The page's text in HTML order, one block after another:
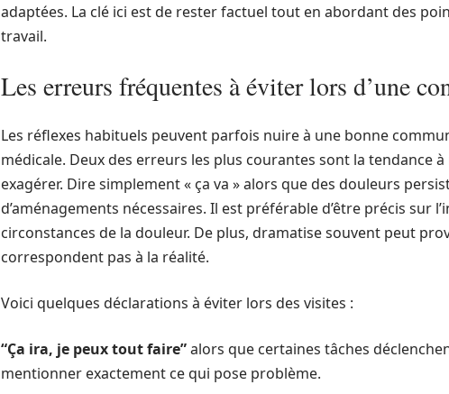
adaptées. La clé ici est de rester factuel tout en abordant des
travail.
Les erreurs fréquentes à éviter lors d’une
Les réflexes habituels peuvent parfois nuire à une bonne
médicale. Deux des erreurs les plus courantes sont la tendance
exagérer. Dire simplement « ça va » alors que des douleurs
d’aménagements nécessaires. Il est préférable d’être précis sur
circonstances de la douleur. De plus, dramatise souvent peut
correspondent pas à la réalité.
Voici quelques déclarations à éviter lors des visites :
“Ça ira, je peux tout faire”alors que certaines tâches
mentionner exactement ce qui pose problème.